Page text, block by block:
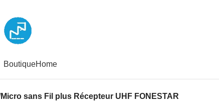
BoutiqueHome
Micro sans Fil plus Récepteur UHF FONESTAR